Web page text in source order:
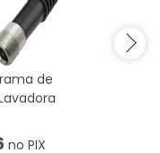
de
no PIX